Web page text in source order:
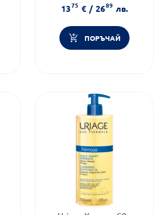
Форма на продукта:олио
1375 € / 2689 лв.
ПОРЪЧАЙ